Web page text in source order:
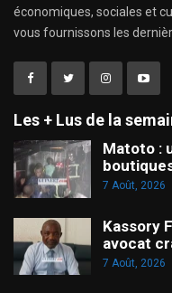
économiques, sociales et
vous fournissons les
Les + Lus de la
Matoto :
7 Août, 2026
Kassory
avocat
7 Août, 2026